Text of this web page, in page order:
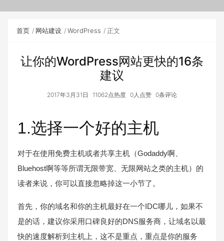
首页 网站建设 WordPress 正文
让你的WordPress网站更快的16条
建议
2017年3月31日 11062点热度 0人点赞 0条评论
1.选择一个好的主机
对于在使用免费主机或者共享主机（Godaddy啊、
Bluehost啊等等所谓无限带宽、无限网站之类的主机）的
读者来说，你可以直接忽略掉这一小节了。
首先，你的域名和你的主机最好在一个IDC哪儿，如果不
是的话，建议你采用口碑良好的DNS服务商，让域名以最
快的速度解析到主机上，这不是重点，重点是你的服务